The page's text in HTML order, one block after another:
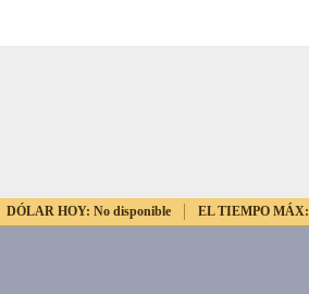
DÓLAR HOY: No disponible EL TIEMPO MÁX: